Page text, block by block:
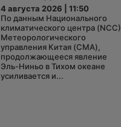
4 августа 2026 | 11:50
По данным Национального
климатического центра (NCC)
Метеорологического
управления Китая (CMA),
продолжающееся явление
Эль-Ниньо в Тихом океане
усиливается и...